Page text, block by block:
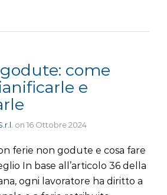
come
e
on 16 Ottobre 2024
ferie non godute e cosa fare
In base all’articolo 36 della
ogni lavoratore ha diritto a